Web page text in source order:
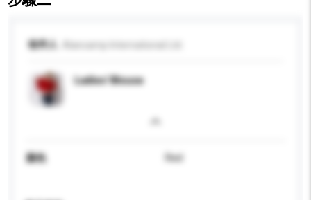
收件人
Ladies' Blouse
顏色 Red